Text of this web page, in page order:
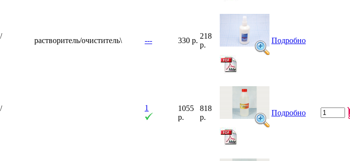
растворитель/очиститель\ --- 330 р.
218
р.
Подробно
1
1055
р.
818
р.
Подробно